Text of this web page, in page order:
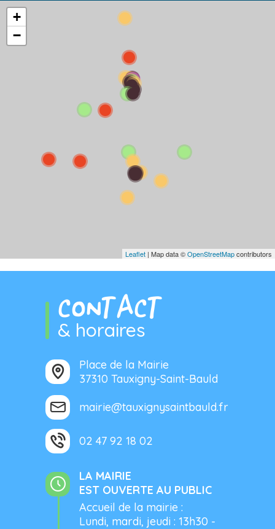
+
−
Leaflet | Map data ©OpenStreetMapcontributors
CONTACT
& horaires
Place de la Mairie
37310 Tauxigny-Saint-Bauld
mairie@tauxignysaintbauld.fr
02 47 92 18 02
LA MAIRIE
EST OUVERTE AU PUBLIC
Accueil de la mairie :
Lundi, mardi, jeudi : 13h30 -